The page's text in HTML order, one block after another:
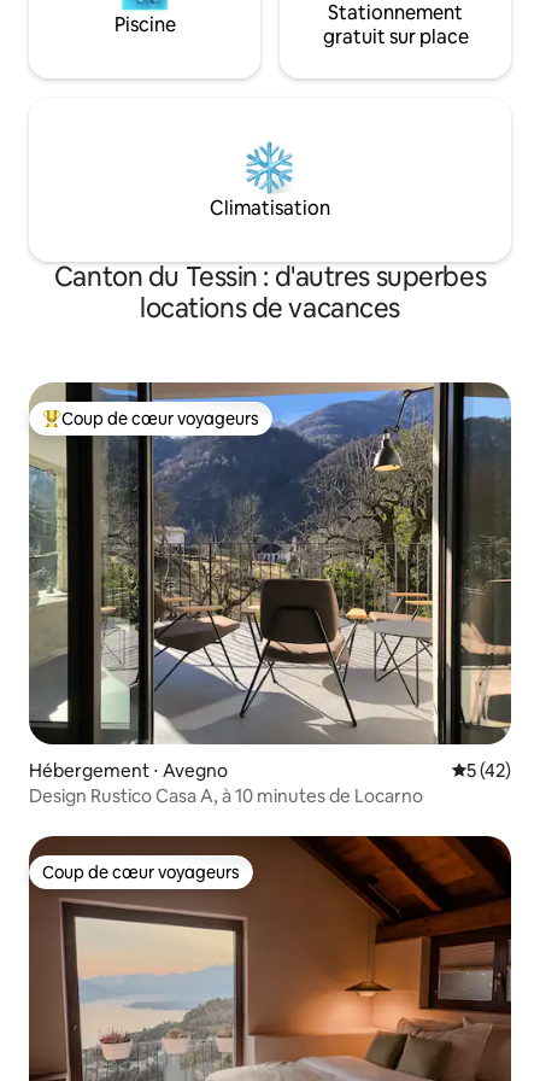
Piscine
Stationnement
gratuit sur place
Climatisation
Canton du Tessin : d'autres superbes
locations de vacances
Coups de cœur voyageurs les plus appréciés
Coup de cœur voyageurs
Hébergement ⋅ Avegno
5 (42)
Design Rustico Casa A, à 10 minutes de Locarno
Coup de cœur voyageurs
Coup de cœur voyageurs